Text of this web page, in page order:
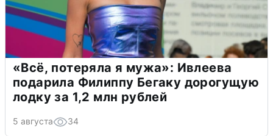
«Всё, потеряла я мужа»: Ивлеева
подарила Филиппу Бегаку дорогущую
лодку за 1,2 млн рублей
5 августа 34